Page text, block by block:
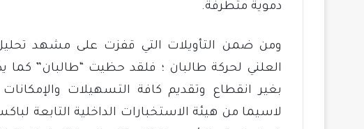
دموية متطرفة.
ومن ضمن التأويلات التي قفزت على مشهد تحليل
العلني لحركة طالبان ؛ فلقد حظيت “طالبان” كما
بغير انقطاع وتقديم كافة التسهيلات
لاسيما من هيئة الاستخبارات الداخلية التابعة